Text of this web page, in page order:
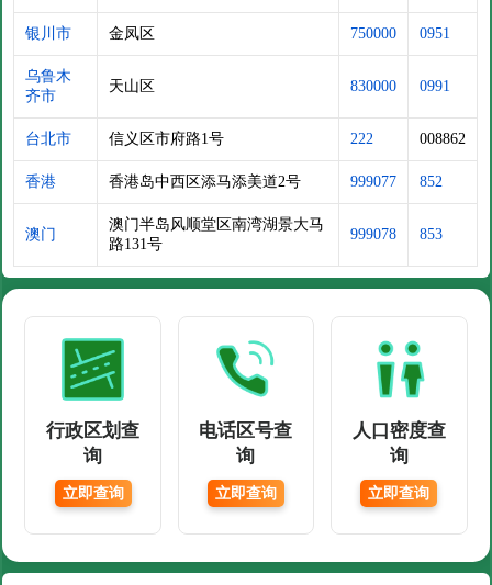
银川市 金凤区 750000 0951
乌鲁木
齐市
天山区 830000 0991
台北市 信义区市府路1号 222 008862
香港 香港岛中西区添马添美道2号 999077 852
澳门
澳门半岛风顺堂区南湾湖景大马
路131号
999078 853
行政区划查
询
立即查询
电话区号查
询
立即查询
人口密度查
询
立即查询